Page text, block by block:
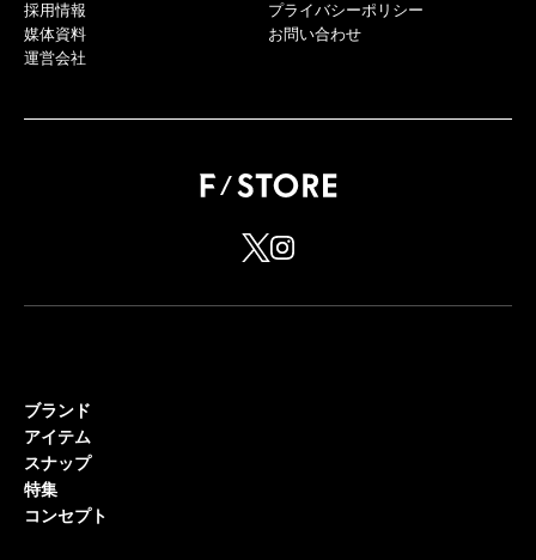
採用情報
媒体資料
運営会社
プライバシーポリシー
お問い合わせ
ブランド
アイテム
スナップ
特集
コンセプト